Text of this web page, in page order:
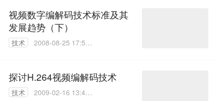
视频数字编解码技术标准及其
发展趋势（下）
技术
2008-08-25 17:58:
探讨H.264视频编解码技术
技术
2009-02-16 13:43: